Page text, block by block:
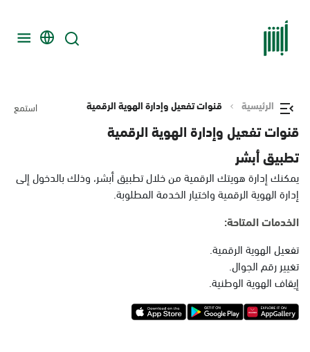
الرئيسية قنوات تفعيل وإدارة الهوية الرقمية استمع
قنوات تفعيل وإدارة الهوية الرقمية
تطبيق أبشر
يمكنك إدارة هويتك الرقمية من خلال تطبيق أبشر، وذلك بالدخول إلى
إدارة الهوية الرقمية واختيار الخدمة المطلوبة.
الخدمات المتاحة:
تفعيل الهوية الرقمية.
تغيير رقم الجوال.
إيقاف الهوية الوطنية.